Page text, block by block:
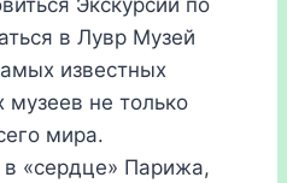
в Лувр Музей
известных
музеев не только
мира.
«сердце» Парижа,